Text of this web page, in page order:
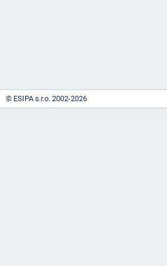
© ESIPA s.r.o. 2002-2026